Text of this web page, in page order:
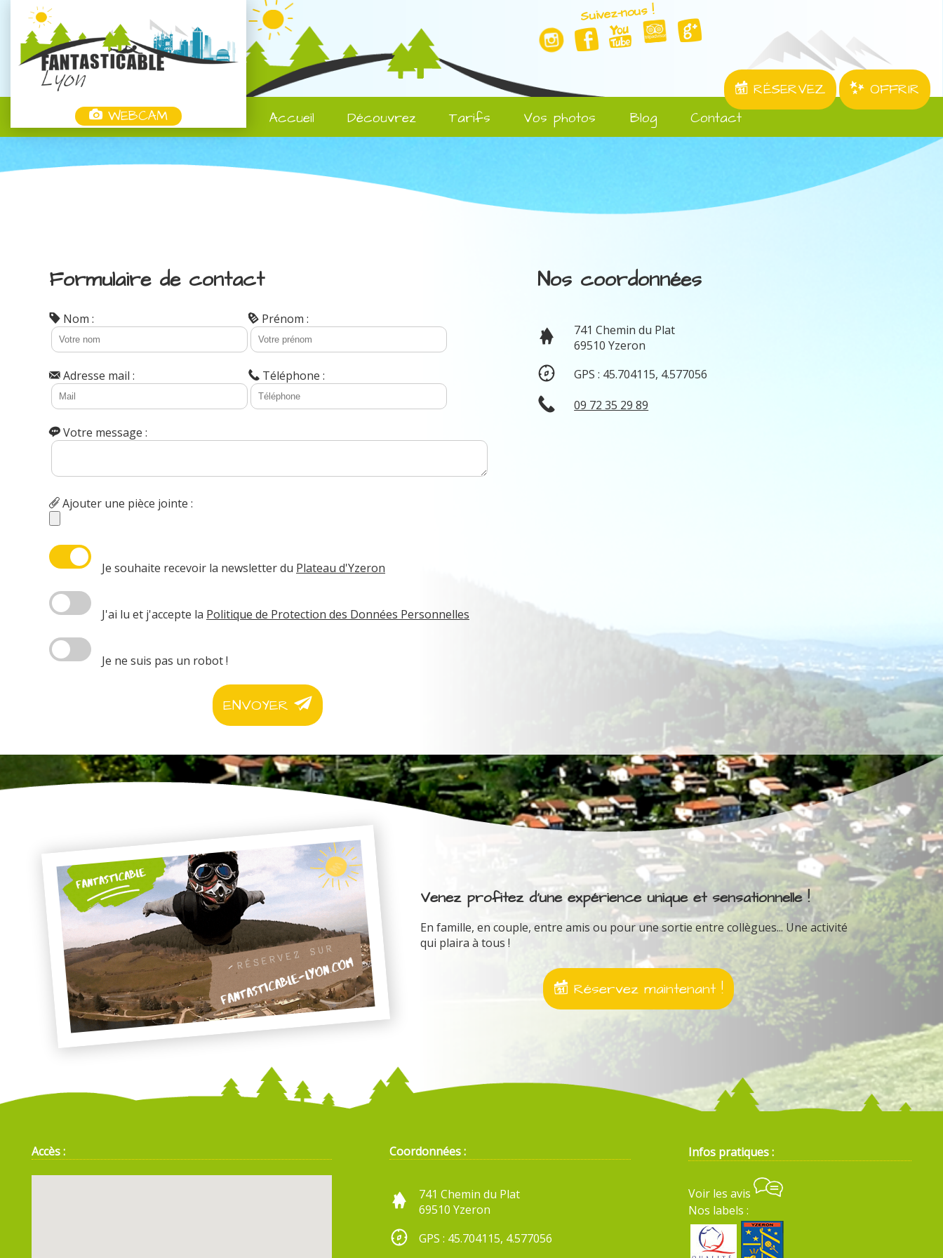
WEBCAM
Suivez-nous !
RÉSERVEZ
OFFRIR
Accueil
Découvrez Tarifs Vos photos Blog Contact
Formulaire de contact
Nom : Prénom :
Adresse mail : Téléphone :
Votre message :
Ajouter une pièce jointe :
Je souhaite recevoir la newsletter du Plateau d'Yzeron
J'ai lu et j'accepte la Politique de Protection des Données Personnelles
Je ne suis pas un robot !
ENVOYER
Nos coordonnées
741 Chemin du Plat
69510 Yzeron
GPS : 45.704115, 4.577056
09 72 35 29 89
Venez profitez d'une expérience unique et sensationnelle !
En famille, en couple, entre amis ou pour une sortie entre collègues... Une activité
qui plaira à tous !
Réservez maintenant !
Accès : Coordonnées :
741 Chemin du Plat
69510 Yzeron
GPS : 45.704115, 4.577056
Infos pratiques :
Voir les avis
Nos labels :